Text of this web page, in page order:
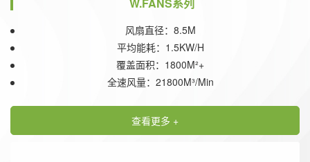
风扇直径：8.5M
平均能耗：1.5KW/H
覆盖面积：1800M²+
全速风量：21800M³/Min
查看更多 +